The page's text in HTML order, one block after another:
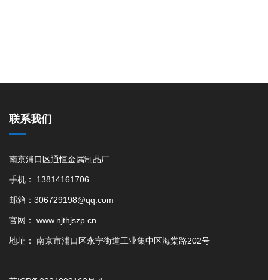
联系我们
南京浦口区通恒金属制品厂
手机： 13814161706
邮箱：306729198@qq.com
官网： www.njthjszp.cn
地址： 南京市浦口区永宁街道工业集中区海棠路202号